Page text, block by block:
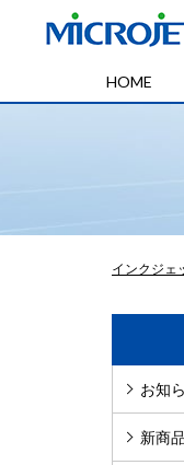
HOME
インクジェ
お知
新商品